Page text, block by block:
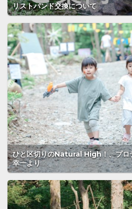
リストバンド交換について
ひと区切りのNatural High！、プロ
幸一より